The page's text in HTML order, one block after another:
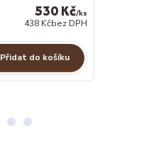
530 Kč/ks
438 Kčbez DPH
Přidat do košíku